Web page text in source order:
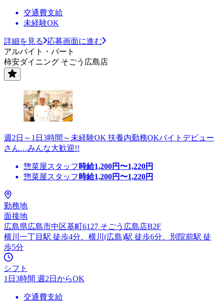
交通費支給
未経験OK
詳細を見る
応募画面に進む
アルバイト・パート
柿安ダイニング そごう広島店
週2日～1日3時間～未経験OK 扶養内勤務OKバイトデビュー
さん…みんな大歓迎!!
惣菜屋スタッフ 時給1,200円〜1,220円
惣菜屋スタッフ 時給1,200円〜1,220円
勤務地
面接地
広島県広島市中区基町6127 そごう広島店B2F
横川一丁目駅 徒歩4分、横川(広島)駅 徒歩6分、別院前駅 徒
歩5分
シフト
1日3時間 週2日からOK
交通費支給